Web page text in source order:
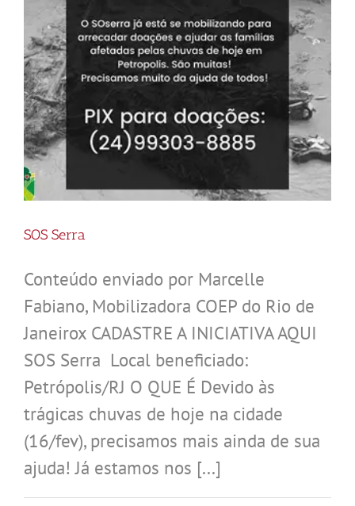
SOS Serra
Conteúdo enviado por Marcelle
Fabiano, Mobilizadora COEP do Rio de
Janeirox CADASTRE A INICIATIVA AQUI
SOS Serra Local beneficiado:
Petrópolis/RJ O QUE É Devido às
trágicas chuvas de hoje na cidade
(16/fev), precisamos mais ainda de sua
ajuda! Já estamos nos [...]